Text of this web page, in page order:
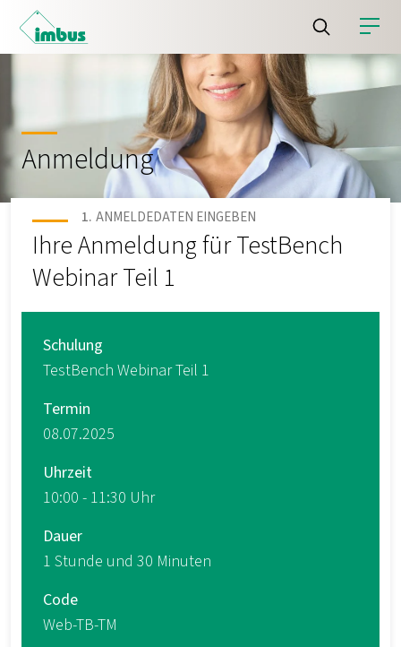
Anmeldung
ANMELDEDATEN EINGEBEN
Ihre Anmeldung für TestBench
Webinar Teil 1
Schulung
TestBench Webinar Teil 1
Termin
08.07.2025
Uhrzeit
10:00 - 11:30 Uhr
Dauer
1 Stunde und 30 Minuten
Code
Web-TB-TM